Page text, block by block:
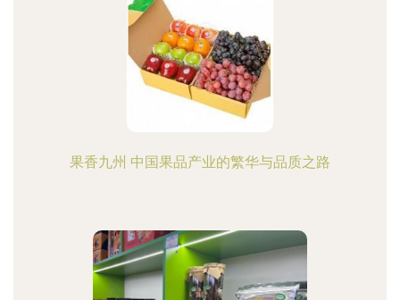
果香九州 中国果品产业的繁华与品质之路